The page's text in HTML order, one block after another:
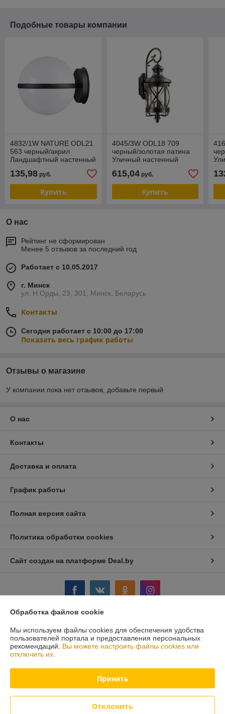
Подобные товары компании
4832/1W NATURE ODL21
563 черный/акрил
Ландшафтный настенный
IP44 LOMEO LOMEO
135,98 руб.
Купить
4045/3W ODL18 709
черный/золотая патина
Уличный настенный
3*60W 220V SATION
615,04руб.
Купить
О нас
Рейтинг не сформирован
Менее 5 отзывов за последний год
Работает с 10.05.2017
г. Минск
ул. Н.Орды, 23, 301, Минск, Беларусь
Контакты
Сегодня работает с 10:00 до 17:00
Показать весь график работы
Отзывы о магазине
У компании пока нет отзывов, добавьте первый
О нас
Контакты
Доставка и оплата
График работы
Полная версия сайта
Политика обработки cookies
Сайт создан на платформе Deal.by
Информация для покупателя
Юридическое лицо:Стромикс-М, ЧПТУП
г.Минск, ул. Н.Орды, 23,311
Регистрационный номер ЕГР: 191515547
Регистрационный орган: Мингорисполком
Обработка файлов cookie
Мы используем файлы cookies для обеспечения удобства
пользователей портала и предоставления персональных
рекомендаций. Вы можете настроить файлы cookies или
отключить их.
Принять
Отклонить